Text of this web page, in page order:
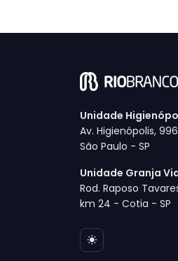
Unidade
Av. Higienópolis, 996
São Paulo - SP
Unidade Granja
Rod. Raposo
km 24 - Cotia - SP